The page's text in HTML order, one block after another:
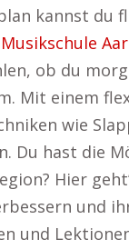
kannst du
Musikschule
ob du
Mit einem
wie
Du hast die
Hier
und
und